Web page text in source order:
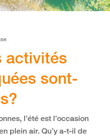
activités
sont-
l’été est l’occasion
plein air. Qu’y a-t-il de